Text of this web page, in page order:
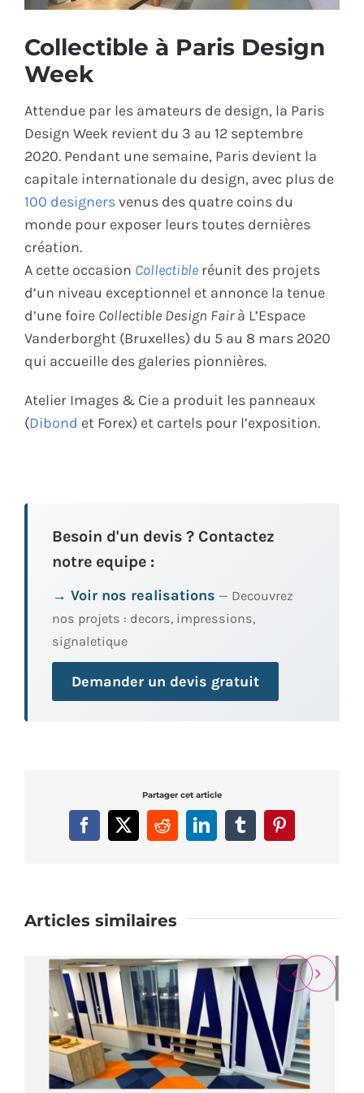
CONTACT
Collectible à Paris Design
Week
Attendue par les amateurs de design, la Paris
Design Week revient du 3 au 12 septembre
2020. Pendant une semaine, Paris devient la
capitale internationale du design, avec plus de
100 designersvenus des quatre coins du
monde pour exposer leurs toutes dernières
création.
A cette occasion Collectible réunit des projets
d’un niveau exceptionnel et annonce la tenue
d’une foire Collectible Design Fairà L’Espace
Vanderborght (Bruxelles) du 5 au 8 mars 2020
qui accueille des galeries pionnières.
Atelier Images & Cie a produit les panneaux
(Dibond et Forex) et cartels pour l’exposition.
Besoin d'un devis ? Contactez
notre equipe :
→ Voir nos realisations — Decouvrez
nos projets : decors, impressions,
signaletique
Demander un devis gratuit
Partager cet article
Facebook
X RedditLinkedInTumblrPinterest
Articles similaires